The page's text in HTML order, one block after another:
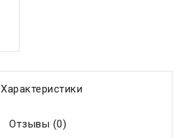
Характеристики
Отзывы (0)